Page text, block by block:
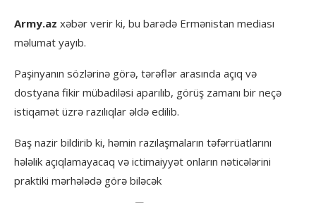
Army.az xəbər verir ki, bu barədə Ermənistan mediası
məlumat yayıb.
Paşinyanın sözlərinə görə, tərəflər arasında açıq və
dostyana fikir mübadiləsi aparılıb, görüş zamanı bir neçə
istiqamət üzrə razılıqlar əldə edilib.
Baş nazir bildirib ki, həmin razılaşmaların təfərrüatlarını
hələlik açıqlamayacaq və ictimaiyyət onların nəticələrini
praktiki mərhələdə görə biləcək